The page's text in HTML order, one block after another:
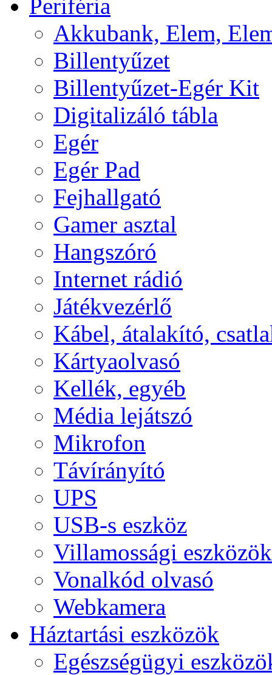
Periféria
Akkubank, Elem,
Billentyűzet
Billentyűzet-Egér Kit
Digitalizáló tábla
Egér
Egér Pad
Fejhallgató
Gamer asztal
Hangszóró
Internet rádió
Játékvezérlő
Kábel, átalakító,
Kártyaolvasó
Kellék, egyéb
Média lejátszó
Mikrofon
Távírányító
UPS
USB-s eszköz
Villamossági eszközök
Vonalkód olvasó
Webkamera
Háztartási eszközök
Egészségügyi